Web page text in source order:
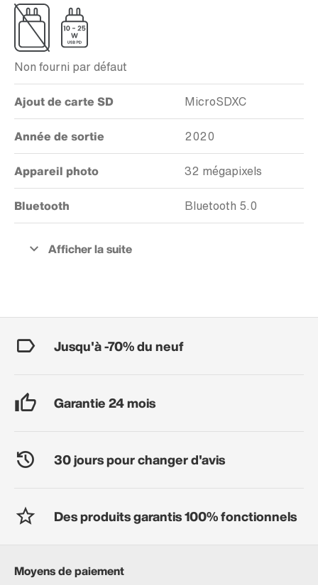
Non fourni par défaut
Ajout de carte SD MicroSDXC
Année de sortie 2020
Appareil photo 32 mégapixels
Bluetooth Bluetooth 5.0
Jusqu'à -70% du neuf
Garantie 24 mois
30 jours pour changer d'avis
Des produits garantis 100% fonctionnels
Moyens de paiement